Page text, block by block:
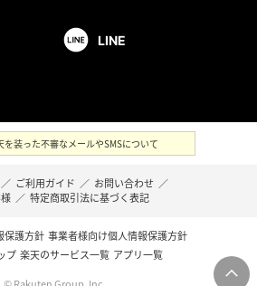
LINE
を装った不審なメールやSMSについて
／ ご利用ガイド ／ お問い合わせ ／
／ 特定商取引法に基づく表記
保護方針 事業者様向け個人情報保護方針
プ 楽天のサービス一覧 アプリ一覧